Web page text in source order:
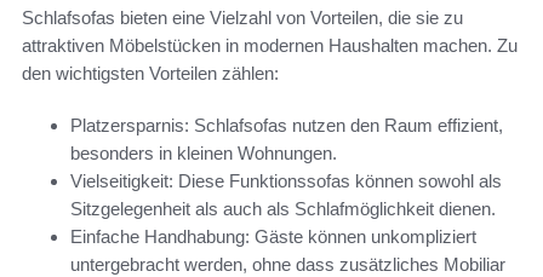
Schlafsofas bieten eine Vielzahl von Vorteilen, die sie zu
attraktiven Möbelstücken in modernen Haushalten machen. Zu
den wichtigsten Vorteilen zählen:
Platzersparnis: Schlafsofas nutzen den Raum effizient,
besonders in kleinen Wohnungen.
Vielseitigkeit: Diese Funktionssofas können sowohl als
Sitzgelegenheit als auch als Schlafmöglichkeit dienen.
Einfache Handhabung: Gäste können unkompliziert
untergebracht werden, ohne dass zusätzliches Mobiliar